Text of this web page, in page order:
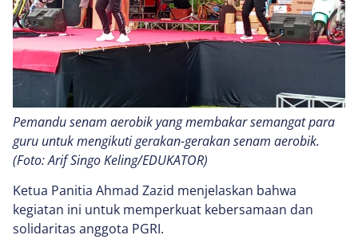
Pemandu senam aerobik yang membakar semangat para
guru untuk mengikuti gerakan-gerakan senam aerobik.
(Foto: Arif Singo Keling/EDUKATOR)
Ketua Panitia Ahmad Zazid menjelaskan bahwa
kegiatan ini untuk memperkuat kebersamaan dan
solidaritas anggota PGRI.